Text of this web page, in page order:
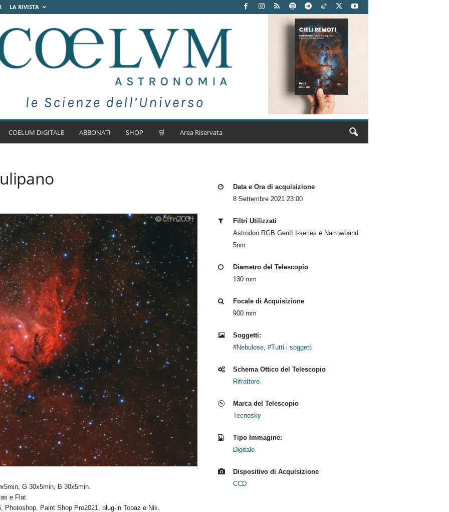
LA RIVISTA
COELUM DIGITALE ABBONATI SHOP 🛒 Area Riservata
G 30x5min, B 30x5min.
e Flat
Paint Shop Pro2021, plug-in Topaz e Nik.
Data e Ora di acquisizione
8 Settembre 2021 23:00
Filtri Utilizzati
Astrodon RGB GenII I-series e Narrowband
5nm
Diametro del Telescopio
130 mm
Focale di Acquisizione
900 mm
Soggetti:
#Nebulose, #Tutti i soggetti
Schema Ottico del Telescopio
Rifrattore.
Marca del Telescopio
Tecnosky
Tipo Immagine:
Digitale
Dispositivo di Acquisizione
CCD